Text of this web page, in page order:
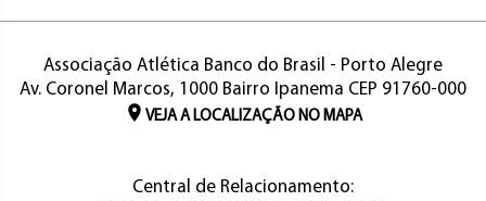
Associação Atlética Banco do Brasil - Porto Alegre
Av. Coronel Marcos, 1000 Bairro Ipanema CEP 91760-000
VEJA A LOCALIZAÇÃO NO MAPA
Central de Relacionamento: